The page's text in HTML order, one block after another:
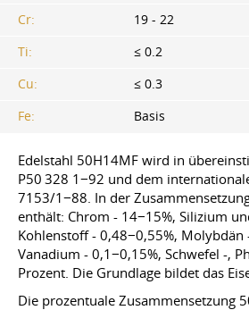
Cr:
19 - 22
Ti:
≤ 0.2
Cu:
≤ 0.3
Fe:
Basis
Edelstahl 50H14MF wird in
P50 328 1−92 und dem
7153/1−88. In der
enthält: Chrom - 14−15%, Silizium
Kohlenstoff - 0,48−0,55%, Molybdän
Vanadium - 0,1−0,15%, Schwefel -,
Prozent. Die Grundlage bildet das
Die prozentuale Zusammensetzung